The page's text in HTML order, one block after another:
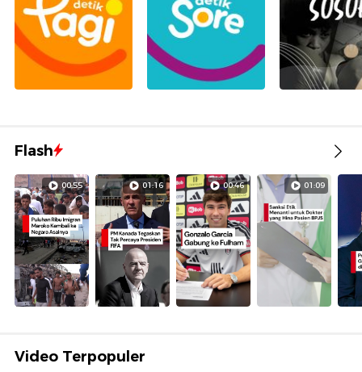
Flash
00:55 01:16 00:46 01:09
Video Terpopuler